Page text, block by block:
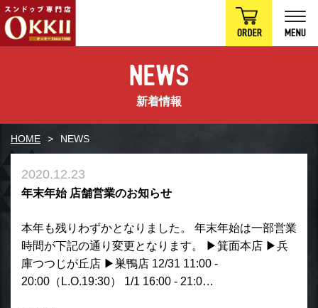
新着情報
HOME NEWS
2020.12.23
年末年始 店舗営業のお知らせ
本年も残りわずかとなりました。 年末年始は一部営業
時間が下記の通り変更となります。 ▶︎箕面本店 ▶︎兵
庫つつじが丘店 ▶︎巣鴨店 12/31 11:00 -
20:00（L.O.19:30） 1/1 16:00 - 21:0…